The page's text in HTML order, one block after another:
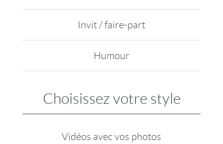
Invit / faire-part
Humour
Choisissez votre style
Vidéos avec vos photos